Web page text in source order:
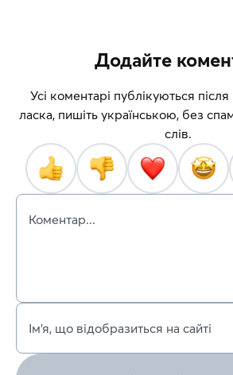
Додайте
Усі коментарі публікуються
ласка, пишіть українською, без
слів.
Коментар...
Ім’я, що відобразиться на сайті